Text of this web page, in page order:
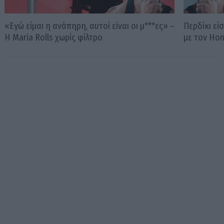
«Εγώ είμαι η ανάπηρη, αυτοί είναι οι μ***ες» –
Η Maria Rolls χωρίς φίλτρο
Περδίκι
με τον